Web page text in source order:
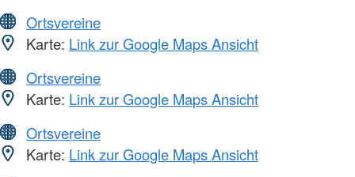
Ortsvereine
Karte: Link zur Google Maps Ansicht
Ortsvereine
Karte: Link zur Google Maps Ansicht
Ortsvereine
Karte: Link zur Google Maps Ansicht